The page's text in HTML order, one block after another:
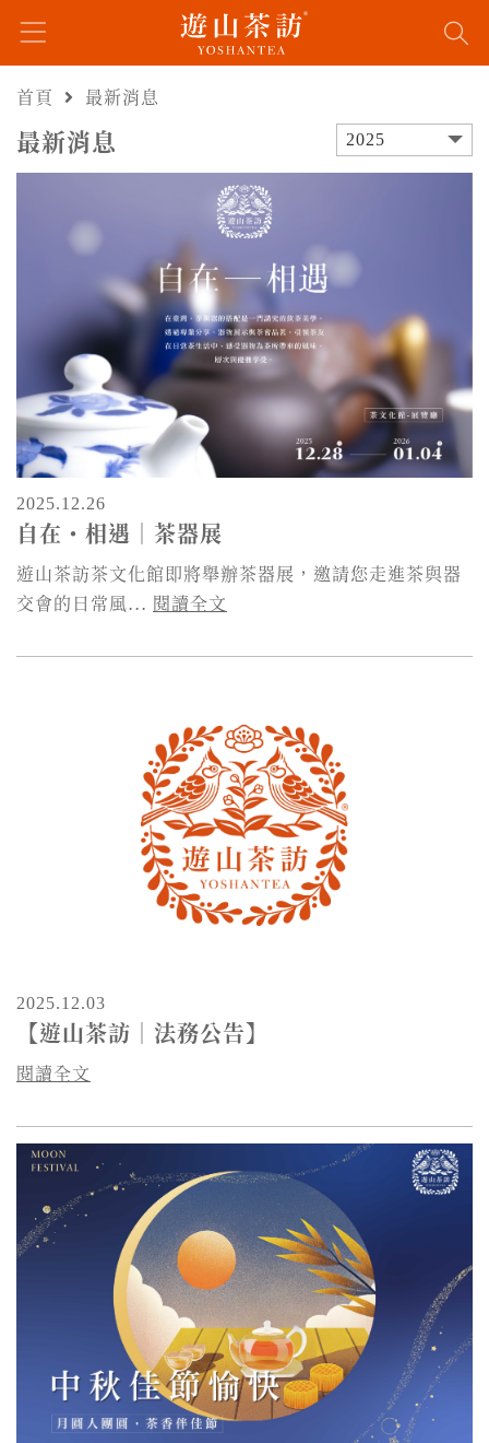
首頁 最新消息
最新消息 2025
2025.12.26
自在・相遇｜茶器展
遊山茶訪茶文化館即將舉辦茶器展，邀請您走進茶與器
交會的日常風... 閱讀全文
2025.12.03
【遊山茶訪｜法務公告】
閱讀全文